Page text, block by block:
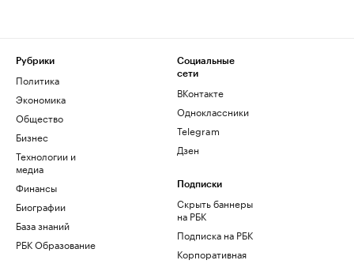
Рубрики
Политика
Экономика
Общество
Бизнес
Технологии и
медиа
Финансы
Биографии
База знаний
РБК Образование
Социальные
сети
ВКонтакте
Одноклассники
Telegram
Дзен
Подписки
Скрыть баннеры
на РБК
Подписка на РБК
Корпоративная